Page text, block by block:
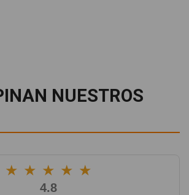
NUESTROS
★ ★ ★ ★ ★
4.8